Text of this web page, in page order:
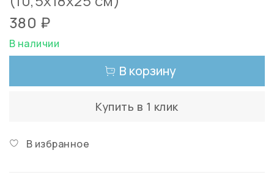
380 ₽
В наличии
В корзину
Купить в 1 клик
В избранное